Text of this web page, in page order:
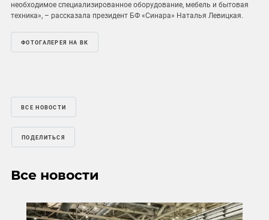
необходимое специализированное оборудование, мебель и бытовая
техника», – рассказала президент БФ «Синара» Наталья Левицкая.
ФОТОГАЛЕРЕЯ НА ВК
ВСЕ НОВОСТИ
ПОДЕЛИТЬСЯ
Все новости